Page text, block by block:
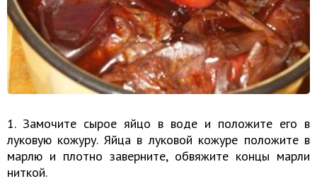
1. Замочите сырое яйцо в воде и положите его в
луковую кожуру. Яйца в луковой кожуре положите в
марлю и плотно заверните, обвяжите концы марли
ниткой.